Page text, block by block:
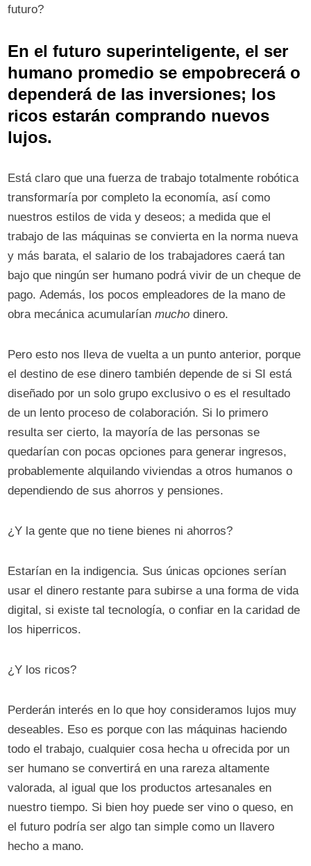
futuro?
En el futuro superinteligente, el ser
humano promedio se empobrecerá o
dependerá de las inversiones; los
ricos estarán comprando nuevos
lujos.
Está claro que una fuerza de trabajo totalmente robótica
transformaría por completo la economía, así como
nuestros estilos de vida y deseos; a medida que el
trabajo de las máquinas se convierta en la norma nueva
y más barata, el salario de los trabajadores caerá tan
bajo que ningún ser humano podrá vivir de un cheque de
pago. Además, los pocos empleadores de la mano de
obra mecánica acumularíanmucho dinero.
Pero esto nos lleva de vuelta a un punto anterior, porque
el destino de ese dinero también depende de si SI está
diseñado por un solo grupo exclusivo o es el resultado
de un lento proceso de colaboración. Si lo primero
resulta ser cierto, la mayoría de las personas se
quedarían con pocas opciones para generar ingresos,
probablemente alquilando viviendas a otros humanos o
dependiendo de sus ahorros y pensiones.
¿Y la gente que no tiene bienes ni ahorros?
Estarían en la indigencia. Sus únicas opciones serían
usar el dinero restante para subirse a una forma de vida
digital, si existe tal tecnología, o confiar en la caridad de
los hiperricos.
¿Y los ricos?
Perderán interés en lo que hoy consideramos lujos muy
deseables. Eso es porque con las máquinas haciendo
todo el trabajo, cualquier cosa hecha u ofrecida por un
ser humano se convertirá en una rareza altamente
valorada, al igual que los productos artesanales en
nuestro tiempo. Si bien hoy puede ser vino o queso, en
el futuro podría ser algo tan simple como un llavero
hecho a mano.